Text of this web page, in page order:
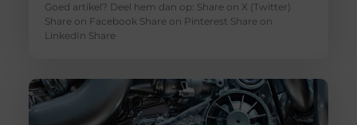
Goed artikel? Deel hem dan op: Share on X (Twitter)
Share on Facebook Share on Pinterest Share on
LinkedIn Share